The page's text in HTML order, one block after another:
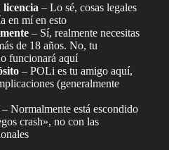
licencia – Lo sé, cosas legales
en mí en esto
– Sí, realmente necesitas
de 18 años. No, tu
funcionará aquí
– POLi es tu amigo aquí,
(generalmente
– Normalmente está escondido
crash», no con las